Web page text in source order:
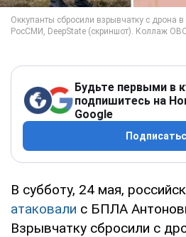
Будьте первыми в
подпишитесь на
Google
В субботу, 24 мая,
атаковали с БПЛА
Взрывчатку сбросили с